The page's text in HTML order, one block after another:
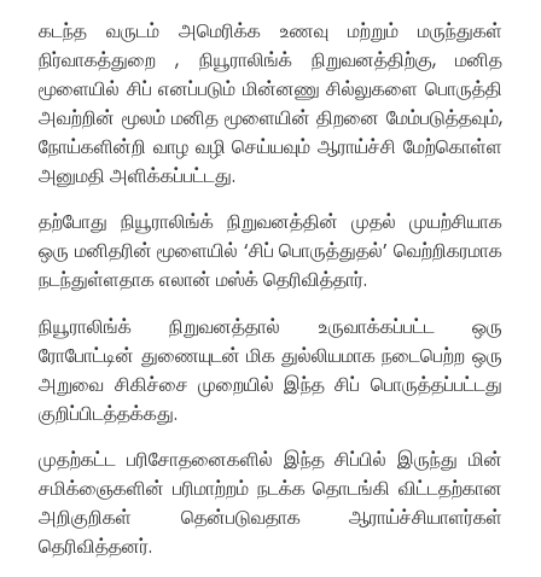
கடந்த வருடம் அமெரிக்க உணவு மற்றும் மருந்துகள்
நிர்வாகத்துறை , நியூராலிங்க் நிறுவனத்திற்கு, மனித
மூளையில் சிப் எனப்படும் மின்னணு சில்லுகளை பொருத்தி
அவற்றின் மூலம் மனித மூளையின் திறனை மேம்படுத்தவும்,
நோய்களின்றி வாழ வழி செய்யவும் ஆராய்ச்சி மேற்கொள்ள
அனுமதி அளிக்கப்பட்டது.
தற்போது நியூராலிங்க் நிறுவனத்தின் முதல் முயற்சியாக
ஒரு மனிதரின் மூளையில் ‘சிப் பொருத்துதல்’ வெற்றிகரமாக
நடந்துள்ளதாக எலான் மஸ்க் தெரிவித்தார்.
நியூராலிங்க் நிறுவனத்தால் உருவாக்கப்பட்ட ஒரு
ரோபோட்டின் துணையுடன் மிக துல்லியமாக நடைபெற்ற ஒரு
அறுவை சிகிச்சை முறையில் இந்த சிப் பொருத்தப்பட்டது
குறிப்பிடத்தக்கது.
முதற்கட்ட பரிசோதனைகளில் இந்த சிப்பில் இருந்து மின்
சமிக்ஞைகளின் பரிமாற்றம் நடக்க தொடங்கி விட்டதற்கான
அறிகுறிகள் தென்படுவதாக ஆராய்ச்சியாளர்கள்
தெரிவித்தனர்.